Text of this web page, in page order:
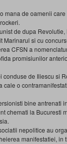
mana de oamenii
de dupa
si cu
CFSN a
promisiunilor
conduse de Iliescu si
o
bine antrenati
chemati la Bucuresti
nepolitice au
manifestatiei,